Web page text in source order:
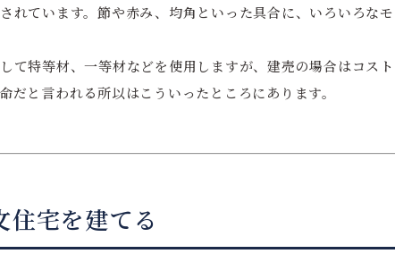
れています。節や赤み、均角といった具合に、いろいろな
て特等材、一等材などを使用しますが、建売の場合はコス
だと言われる所以はこういったところにあります。
住宅を建てる